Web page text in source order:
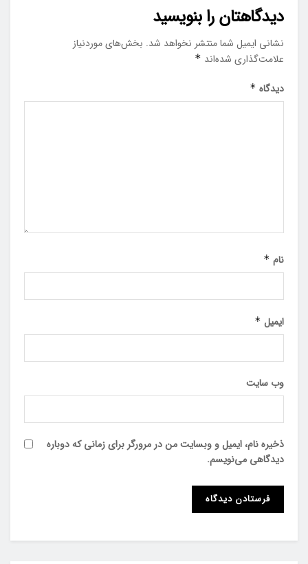
دیدگاهتان را بنویسید
نشانی ایمیل شما منتشر نخواهد شد. بخش‌های موردنیاز
علامت‌گذاری شده‌اند *
دیدگاه *
نام *
ایمیل *
وب‌ سایت
ذخیره نام، ایمیل و وبسایت من در مرورگر برای زمانی که دوباره
دیدگاهی می‌نویسم.